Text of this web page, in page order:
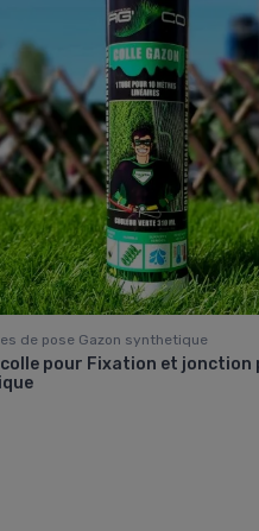
de pose Gazon synthetique
colle pour Fixation et jonction